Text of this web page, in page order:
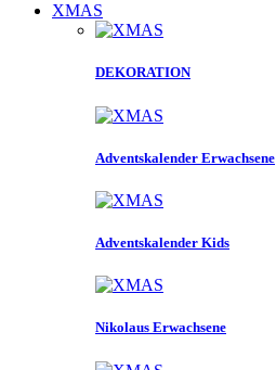
XMAS
DEKORATION
Adventskalender Erwachsene
Adventskalender Kids
Nikolaus Erwachsene